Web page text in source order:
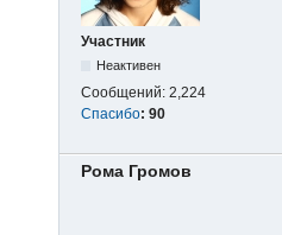
Участник
Неактивен
Сообщений: 2,224
Спасибо: 90
Рома Громов